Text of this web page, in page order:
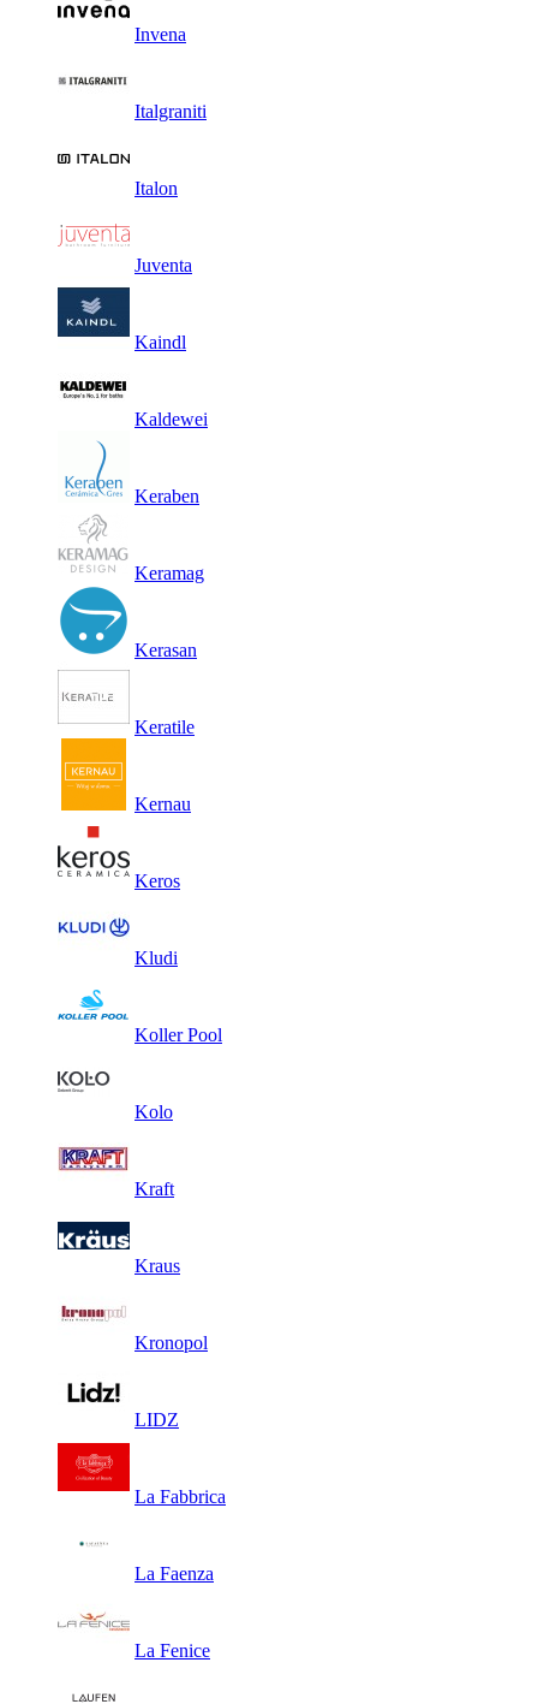
Invena
Italgraniti
Italon
Juventa
Kaindl
Kaldewei
Keraben
Keramag
Kerasan
Keratile
Kernau
Keros
Kludi
Koller Pool
Kolo
Kraft
Kraus
Kronopol
LIDZ
La Fabbrica
La Faenza
La Fenice